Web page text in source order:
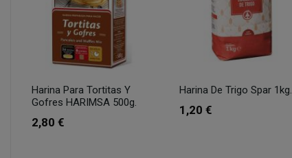
Harina Para Tortitas Y
Gofres HARIMSA 500g.
2,80 €
Harina De Trigo Spar 1kg.
1,20 €